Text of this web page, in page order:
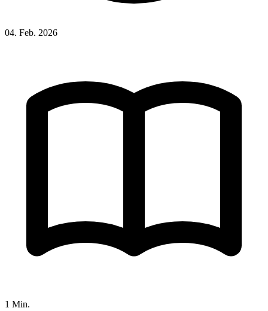
04. Feb. 2026
1 Min.